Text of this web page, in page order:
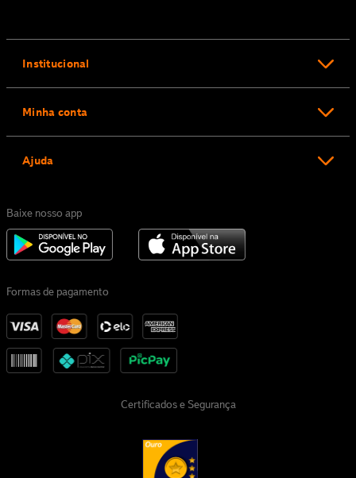
Institucional
Minha conta
Ajuda
Baixe nosso app
Formas de pagamento
Certificados e Segurança